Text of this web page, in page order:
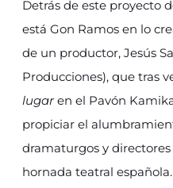
Detrás de este proyecto
está Gon Ramos en lo
de un productor, Jesús
Producciones), que tras
lugaren el Pavón
propiciar el
dramaturgos y
hornada teatral